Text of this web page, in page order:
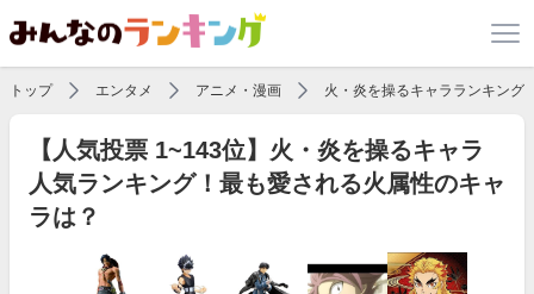
トップ エンタメ アニメ・漫画 火・炎を操るキャラランキング
【人気投票 1~143位】火・炎を操るキャラ
人気ランキング！最も愛される火属性のキャ
ラは？